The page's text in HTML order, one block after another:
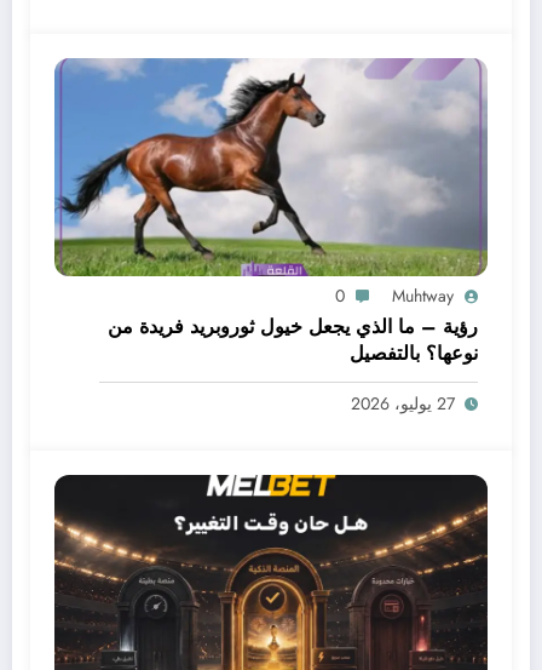
Muhtway
0
رؤية – ما الذي يجعل خيول ثوروبريد فريدة من
نوعها؟ بالتفصيل
27 يوليو، 2026